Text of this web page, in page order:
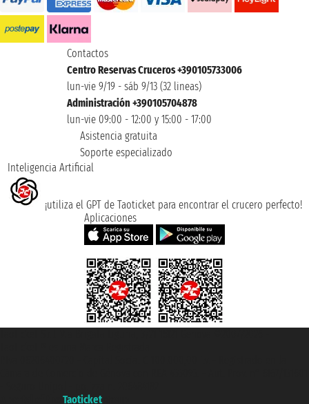
Contactos
Centro Reservas Cruceros +390105733006
lun-vie 9/19 - sáb 9/13 (32 lineas)
Administración +390105704878
lun-vie 09:00 - 12:00 y 15:00 - 17:00
Asistencia gratuita
Soporte especializado
Inteligencia Artificial
¡utiliza el GPT de Taoticket para encontrar el crucero perfecto!
Aplicaciones
Taoticket